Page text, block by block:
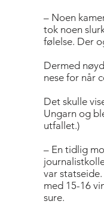
– Noen
tok noen
følelse. Der
Dermed
nese for når
Det skulle
Ungarn og
utfallet.)
– En tidlig
var
med 15-16
sure.